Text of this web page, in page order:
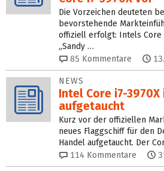
Die Vorzeichen deuteten
bevorstehende
offiziell erfolgt: Intels Core
„Sandy …
85 Kommentare
NEWS
Intel Core i7-3970X
aufgetaucht
Kurz vor der offiziellen
neues Flaggschiff für den
Handel aufgetaucht. Der
114 Kommentare